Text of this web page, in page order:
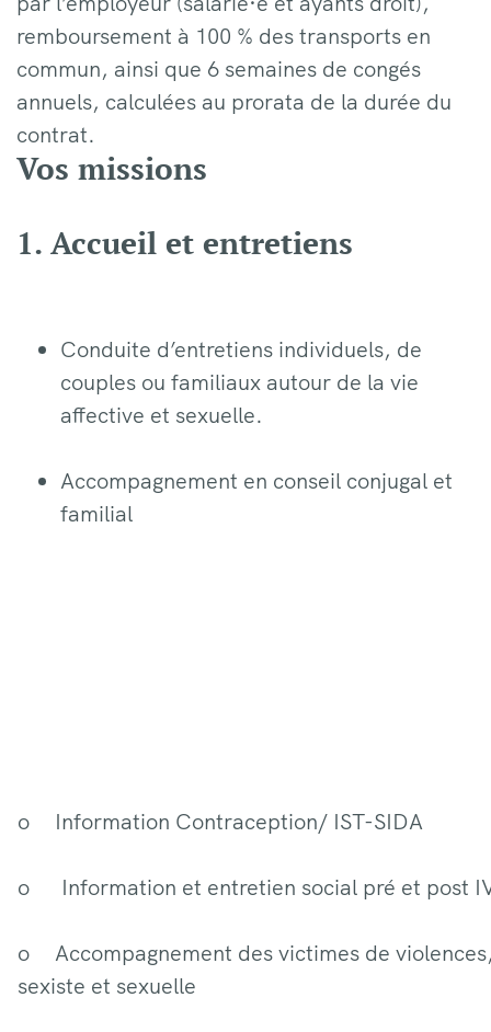
remboursement à 100 % des transports en
commun, ainsi que 6 semaines de congés
annuels, calculées au prorata de la durée du
contrat.
Vos missions
1. Accueil et entretiens
Conduite d’entretiens individuels, de
couples ou familiaux autour de la vie
affective et sexuelle.
Accompagnement en conseil conjugal et
familial
o Information Contraception/ IST-SIDA
o Information et entretien social pré et post
o Accompagnement des victimes de
sexiste et sexuelle